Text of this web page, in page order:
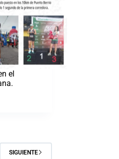
el
SIGUIENTE